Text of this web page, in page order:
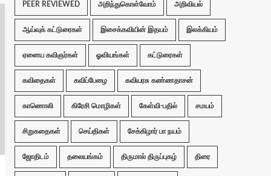
PEER REVIEWED அறிந்துகொள்வோம் அறிவியல்
ஆய்வுக் கட்டுரைகள் இசைக்கவியின் இதயம் இலக்கியம்
ஏனைய கவிஞர்கள் ஓவியங்கள் கட்டுரைகள்
கவிதைகள் கவிப்பேழை கவியரசு கண்ணதாசன்
காணொலி கிரேசி மொழிகள் கேள்வி-பதில் சமயம்
சிறுகதைகள் செய்திகள் சேக்கிழார் பா நயம்
ஜோதிடம் தலையங்கம் திருமால் திருப்புகழ் திரை